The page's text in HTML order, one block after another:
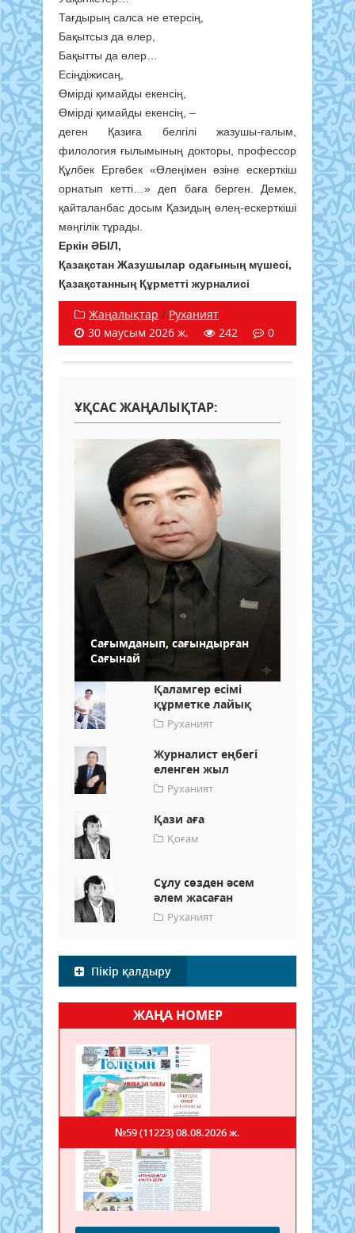
Тағдырың салса не етерсің,
Бақытсыз да өлер,
Бақытты да өлер…
Есіңдіжисаң,
Өмірді қимайды екенсің,
Өмірді қимайды екенсің, –
деген Қазиға белгілі жазушы-ғалым,
филология ғылымының докторы, профессор
Құлбек Ергөбек «Өлеңімен өзіне ескерткіш
орнатып кетті…» деп баға берген. Демек,
қайталанбас досым Қазидың өлең-ескерткіші
мәңгілік тұрады.
Еркін ӘБІЛ,
Қазақстан Жазушылар одағының мүшесі,
Қазақстанның Құрметті журналисі
Жаңалықтар / Руханият
30 маусым 2026 ж.
242 0
ҰҚСАС ЖАҢАЛЫҚТАР:
Сағымданып, сағындырған
Сағынай
Қаламгер есімі
құрметке лайық
Руханият
Журналист еңбегі
еленген жыл
Руханият
Қази аға
Қоғам
Сұлу сөзден әсем
әлем жасаған
Руханият
Пікір қалдыру
ЖАҢА НОМЕР
№59 (11223)08.08.2026 ж.